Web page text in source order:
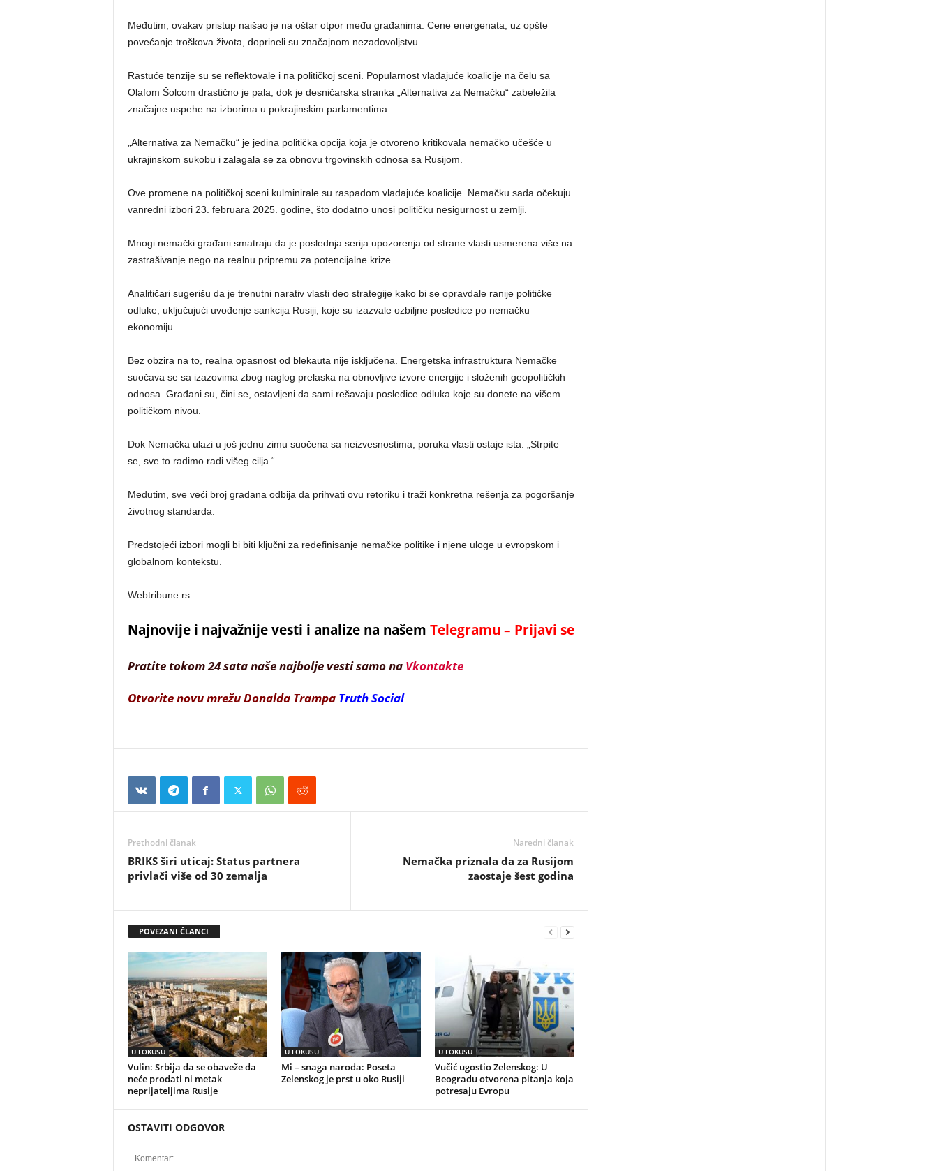
Međutim, ovakav pristup naišao je na oštar otpor među građanima. Cene energenata, uz opšte
povećanje troškova života, doprineli su značajnom nezadovoljstvu.
Rastuće tenzije su se reflektovale i na političkoj sceni. Popularnost vladajuće koalicije na čelu sa
Olafom Šolcom drastično je pala, dok je desničarska stranka „Alternativa za Nemačku“ zabeležila
značajne uspehe na izborima u pokrajinskim parlamentima.
„Alternativa za Nemačku“ je jedina politička opcija koja je otvoreno kritikovala nemačko učešće u
ukrajinskom sukobu i zalagala se za obnovu trgovinskih odnosa sa Rusijom.
Ove promene na političkoj sceni kulminirale su raspadom vladajuće koalicije. Nemačku sada očekuju
vanredni izbori 23. februara 2025. godine, što dodatno unosi političku nesigurnost u zemlji.
Mnogi nemački građani smatraju da je poslednja serija upozorenja od strane vlasti usmerena više na
zastrašivanje nego na realnu pripremu za potencijalne krize.
Analitičari sugerišu da je trenutni narativ vlasti deo strategije kako bi se opravdale ranije političke
odluke, uključujući uvođenje sankcija Rusiji, koje su izazvale ozbiljne posledice po nemačku
ekonomiju.
Bez obzira na to, realna opasnost od blekauta nije isključena. Energetska infrastruktura Nemačke
suočava se sa izazovima zbog naglog prelaska na obnovljive izvore energije i složenih geopolitičkih
odnosa. Građani su, čini se, ostavljeni da sami rešavaju posledice odluka koje su donete na višem
političkom nivou.
Dok Nemačka ulazi u još jednu zimu suočena sa neizvesnostima, poruka vlasti ostaje ista: „Strpite
se, sve to radimo radi višeg cilja.“
Međutim, sve veći broj građana odbija da prihvati ovu retoriku i traži konkretna rešenja za pogoršanje
životnog standarda.
Predstojeći izbori mogli bi biti ključni za redefinisanje nemačke politike i njene uloge u evropskom i
globalnom kontekstu.
Webtribune.rs
Najnovije i najvažnije vesti i analize na našem Telegramu – Prijavi se
Pratite tokom 24 sata naše najbolje vesti samo na Vkontakte
Otvorite novu mrežu Donalda Trampa Truth Social
Prethodni članak
BRIKS širi uticaj: Status partnera
privlači više od 30 zemalja
Naredni članak
Nemačka priznala da za Rusijom
zaostaje šest godina
POVEZANI ČLANCI
U FOKUSU
Vulin: Srbija da se obaveže da
neće prodati ni metak
neprijateljima Rusije
U FOKUSU
Mi – snaga naroda: Poseta
Zelenskog je prst u oko Rusiji
U FOKUSU
Vučić ugostio Zelenskog: U
Beogradu otvorena pitanja koja
potresaju Evropu
OSTAVITI ODGOVOR